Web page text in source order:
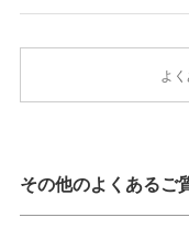
よ
その他のよくあるご